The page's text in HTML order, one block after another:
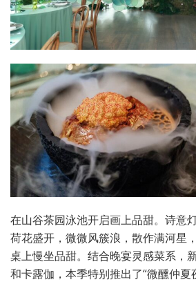
在山谷茶园泳池开启画上品甜。诗意
荷花盛开，微微风簇浪，散作满河星
桌上慢坐品甜。结合晚宴灵感菜系，
和卡露伽，本季特别推出了“微醺仲夏